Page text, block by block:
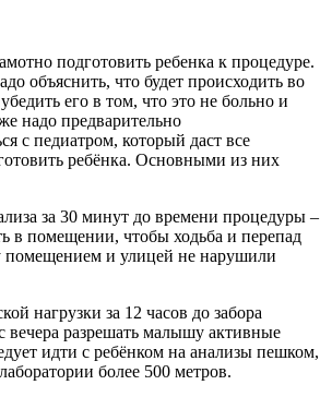
подготовить ребенка к процедуре.
объяснить, что будет происходить во
его в том, что это не больно и
надо предварительно
с педиатром, который даст все
ребёнка. Основными из них
за 30 минут до времени процедуры –
в помещении, чтобы ходьба и перепад
помещением и улицей не нарушили
нагрузки за 12 часов до забора
вечера разрешать малышу активные
идти с ребёнком на анализы пешком,
более 500 метров.